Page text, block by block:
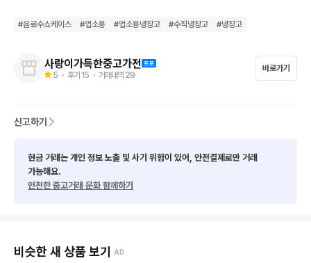
♻️ 사가중고가전 입니다!! ♻️
신품. 중고. 리퍼. 좋은제품을
정직하고 친절하게 사훈으로
🚚  서울 ※ 경기 ※ 수도권배송 + 설치가능!
#음료수쇼케이스 #업소용 #업소용냉장고 #수직냉장고 #냉장고
사랑이가득한중고가전
5 ・ 후기 15 ・ 거래내역 29
바로가기
신고하기
현금 거래는 개인 정보 노출 및 사기 위험이 있어, 안전결제로만 거래
가능해요.
안전한 중고거래 문화 함께하기
비슷한 새 상품 보기 AD